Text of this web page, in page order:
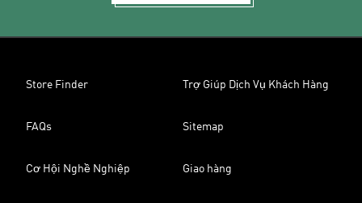
Store Finder Trợ Giúp Dịch Vụ Khách Hàng
FAQs Sitemap
Cơ Hội Nghề Nghiệp Giao hàng